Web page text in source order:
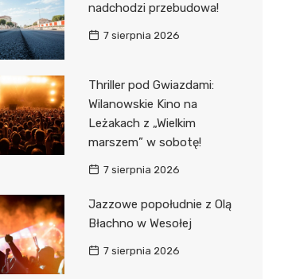
nadchodzi przebudowa!
7 sierpnia 2026
Thriller pod Gwiazdami:
Wilanowskie Kino na
Leżakach z „Wielkim
marszem” w sobotę!
7 sierpnia 2026
Jazzowe popołudnie z Olą
Błachno w Wesołej
7 sierpnia 2026